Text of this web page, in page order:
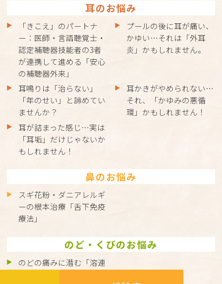
耳のお悩み
「きこえ」のパートナ
ー：医師・言語聴覚士・
認定補聴器技能者の3者
が連携して進める「安心
の補聴器外来」
プールの後に耳が痛い、
かゆい…それは「外耳
炎」かもしれません。
耳鳴りは「治らない」
「年のせい」と諦めてい
ませんか？
耳かきがやめられない…
それ、「かゆみの悪循
環」かもしれません！
耳が詰まった感じ…実は
「耳垢」だけじゃないか
もしれません！
鼻のお悩み
スギ花粉・ダニアレルギ
ーの根本治療「舌下免疫
療法」
のど・くびのお悩み
のどの痛みに潜む「溶連